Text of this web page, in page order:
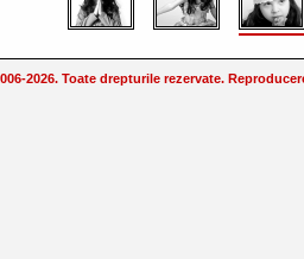
2026. Toate drepturile rezervate.